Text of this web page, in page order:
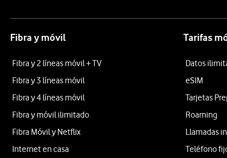
Fibra y móvil
Fibra y 2 líneas móvil + TV
Fibra y 3 líneas móvil
Fibra y 4 líneas móvil
Fibra y móvil ilimitado
Fibra Móvil y Netflix
Internet en casa
Tarifas
Datos
eSIM
Tarjetas
Roaming
Llamadas
Teléfono